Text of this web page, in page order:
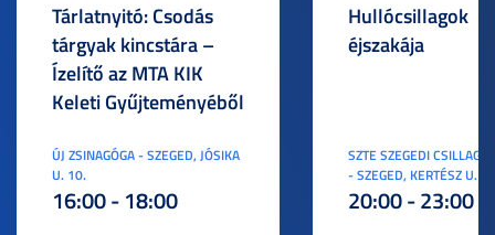
Tárlatnyitó: Csodás
tárgyak kincstára –
Ízelítő az MTA KIK
Keleti Gyűjteményéből
ÚJ ZSINAGÓGA - SZEGED, JÓSIKA
U. 10.
16:00 - 18:00
Hullócsillagok
éjszakája
SZTE SZEGEDI
- SZEGED, KERTÉSZ U. 3.
20:00 - 23:00